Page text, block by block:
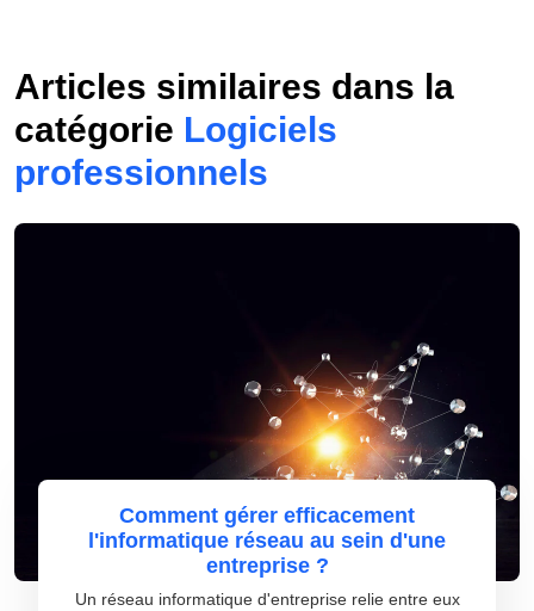
Articles similaires dans la
catégorie Logiciels
professionnels
Comment gérer efficacement
l'informatique réseau au sein d'une
entreprise ?
Un réseau informatique d'entreprise relie entre eux